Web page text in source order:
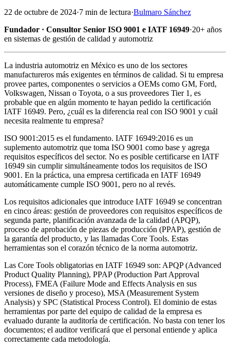
22 de octubre de 2024·7 min de lectura·Bulmaro Sánchez
Fundador · Consultor Senior ISO 9001 e IATF 16949·20+ años
en sistemas de gestión de calidad y automotriz
La industria automotriz en México es uno de los sectores
manufactureros más exigentes en términos de calidad. Si tu empresa
provee partes, componentes o servicios a OEMs como GM, Ford,
Volkswagen, Nissan o Toyota, o a sus proveedores Tier 1, es
probable que en algún momento te hayan pedido la certificación
IATF 16949. Pero, ¿cuál es la diferencia real con ISO 9001 y cuál
necesita realmente tu empresa?
ISO 9001:2015 es el fundamento. IATF 16949:2016 es un
suplemento automotriz que toma ISO 9001 como base y agrega
requisitos específicos del sector. No es posible certificarse en IATF
16949 sin cumplir simultáneamente todos los requisitos de ISO
9001. En la práctica, una empresa certificada en IATF 16949
automáticamente cumple ISO 9001, pero no al revés.
Los requisitos adicionales que introduce IATF 16949 se concentran
en cinco áreas: gestión de proveedores con requisitos específicos de
segunda parte, planificación avanzada de la calidad (APQP),
proceso de aprobación de piezas de producción (PPAP), gestión de
la garantía del producto, y las llamadas Core Tools. Estas
herramientas son el corazón técnico de la norma automotriz.
Las Core Tools obligatorias en IATF 16949 son: APQP (Advanced
Product Quality Planning), PPAP (Production Part Approval
Process), FMEA (Failure Mode and Effects Analysis en sus
versiones de diseño y proceso), MSA (Measurement System
Analysis) y SPC (Statistical Process Control). El dominio de estas
herramientas por parte del equipo de calidad de la empresa es
evaluado durante la auditoría de certificación. No basta con tener los
documentos; el auditor verificará que el personal entiende y aplica
correctamente cada metodología.